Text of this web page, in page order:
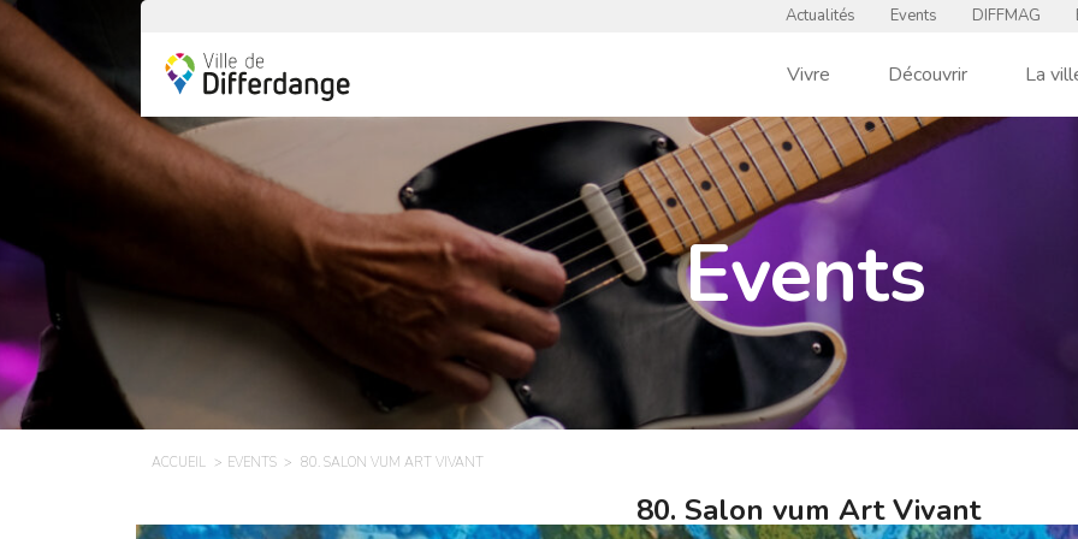
Actualités Events DIFFMAG
Vivre Découvrir La
Events
ACCUEIL EVENTS 80. SALON VUM ART VIVANT
80. Salon vum Art Vivant